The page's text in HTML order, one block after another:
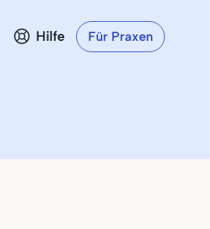
Hilfe Für Praxen